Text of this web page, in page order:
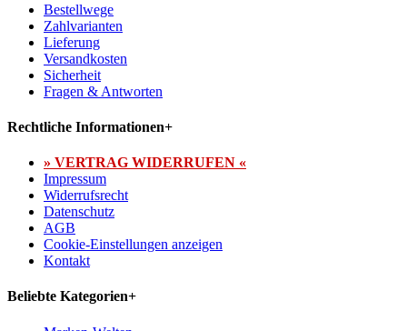
Bestellwege
Zahlvarianten
Lieferung
Versandkosten
Sicherheit
Fragen & Antworten
Rechtliche Informationen+
» VERTRAG WIDERRUFEN «
Impressum
Widerrufsrecht
Datenschutz
AGB
Cookie-Einstellungen anzeigen
Kontakt
Beliebte Kategorien+